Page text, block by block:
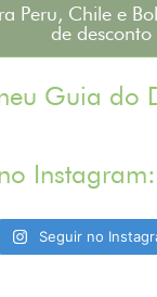
Peru, Chile e
de desconto
Guia do
Instagram:
Seguir no